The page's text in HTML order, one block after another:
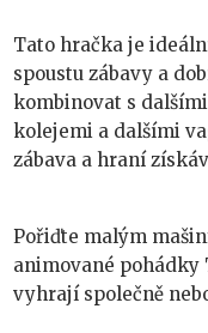
Tato hračka je
spoustu zábavy a
kombinovat s
kolejemi a dalšími
zábava a hraní
Pořiďte malým
animované pohádky
vyhrají společně